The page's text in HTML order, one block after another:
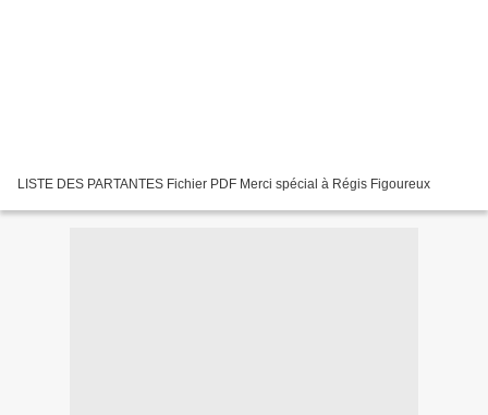
LISTE DES PARTANTES Fichier PDF Merci spécial à Régis Figoureux